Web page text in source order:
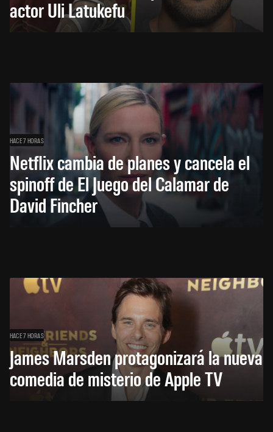
actor Uli Latukefu
HACE 7 HORAS
Netflix cambia de planes y cancela el
spinoff de El Juego del Calamar de
David Fincher
HACE 7 HORAS
James Marsden protagonizará la nueva
comedia de misterio de Apple TV